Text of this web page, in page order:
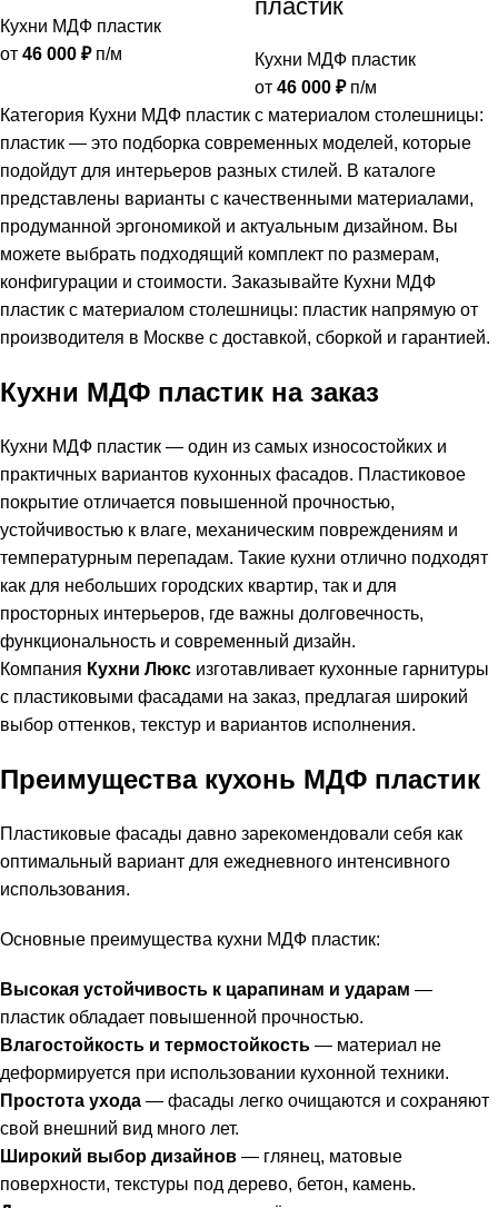
Кухни МДФ пластик
от 46 000 ₽п/м
пластик
Кухни МДФ пластик
от 46 000 ₽п/м
Категория Кухни МДФ пластик с материалом столешницы:
пластик — это подборка современных моделей, которые
подойдут для интерьеров разных стилей. В каталоге
представлены варианты с качественными материалами,
продуманной эргономикой и актуальным дизайном. Вы
можете выбрать подходящий комплект по размерам,
конфигурации и стоимости. Заказывайте Кухни МДФ
пластик с материалом столешницы: пластик напрямую от
производителя в Москве с доставкой, сборкой и гарантией.
Кухни МДФ пластик на заказ
Кухни МДФ пластик — один из самых износостойких и
практичных вариантов кухонных фасадов. Пластиковое
покрытие отличается повышенной прочностью,
устойчивостью к влаге, механическим повреждениям и
температурным перепадам. Такие кухни отлично подходят
как для небольших городских квартир, так и для
просторных интерьеров, где важны долговечность,
функциональность и современный дизайн.
Компания Кухни Люкс изготавливает кухонные гарнитуры
с пластиковыми фасадами на заказ, предлагая широкий
выбор оттенков, текстур и вариантов исполнения.
Преимущества кухонь МДФ пластик
Пластиковые фасады давно зарекомендовали себя как
оптимальный вариант для ежедневного интенсивного
использования.
Основные преимущества кухни МДФ пластик:
Высокая устойчивость к царапинам и ударам —
пластик обладает повышенной прочностью.
Влагостойкость и термостойкость — материал не
деформируется при использовании кухонной техники.
Простота ухода — фасады легко очищаются и сохраняют
свой внешний вид много лет.
Широкий выбор дизайнов — глянец, матовые
поверхности, текстуры под дерево, бетон, камень.